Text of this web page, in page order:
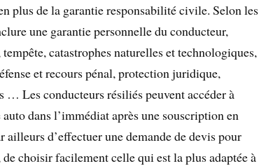
plus de la garantie responsabilité civile. Selon les
une garantie personnelle du conducteur,
catastrophes naturelles et technologiques,
et recours pénal, protection juridique,
… Les conducteurs résiliés peuvent accéder à
dans l’immédiat après une souscription en
d’effectuer une demande de devis pour
choisir facilement celle qui est la plus adaptée à